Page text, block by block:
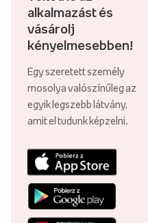
alkalmazást és
vásárolj
kényelmesebben!
Egy szeretett személy
mosolya valószínűleg az
egyik legszebb látvány,
amit el tudunk képzelni.